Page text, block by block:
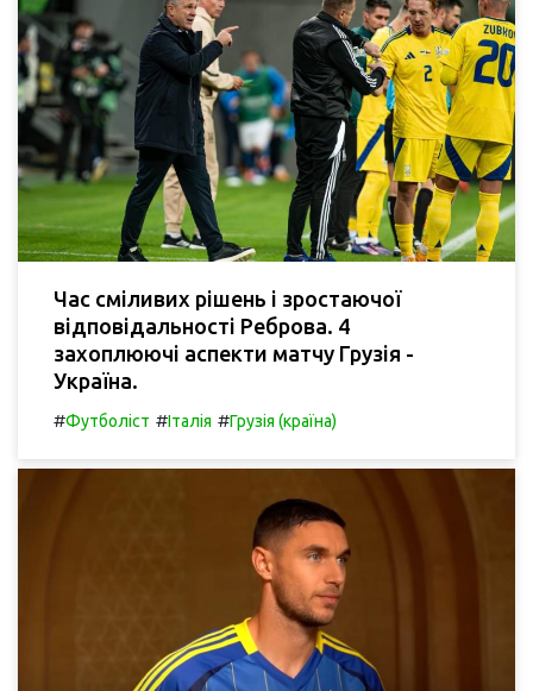
Час сміливих рішень і зростаючої
відповідальності Реброва. 4
захоплюючі аспекти матчу Грузія -
Україна.
#Футболіст #Італія #Грузія (країна)